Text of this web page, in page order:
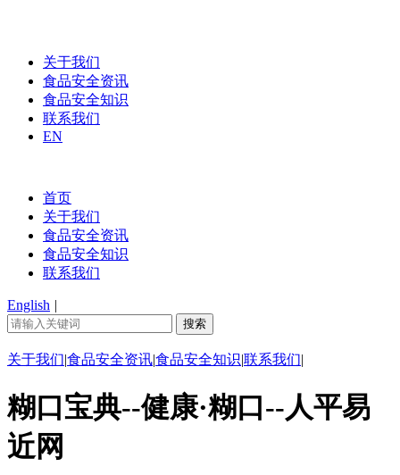
关于我们
食品安全资讯
食品安全知识
联系我们
EN
首页
关于我们
食品安全资讯
食品安全知识
联系我们
English |
关于我们|食品安全资讯|食品安全知识|联系我们|
糊口宝典--健康·糊口--人平易
近网